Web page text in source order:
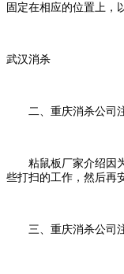
固定在相应的位置上，
武汉消杀
二、重庆消杀公司
粘鼠板厂家介绍因为
些打扫的工作，然后再
三、重庆消杀公司注